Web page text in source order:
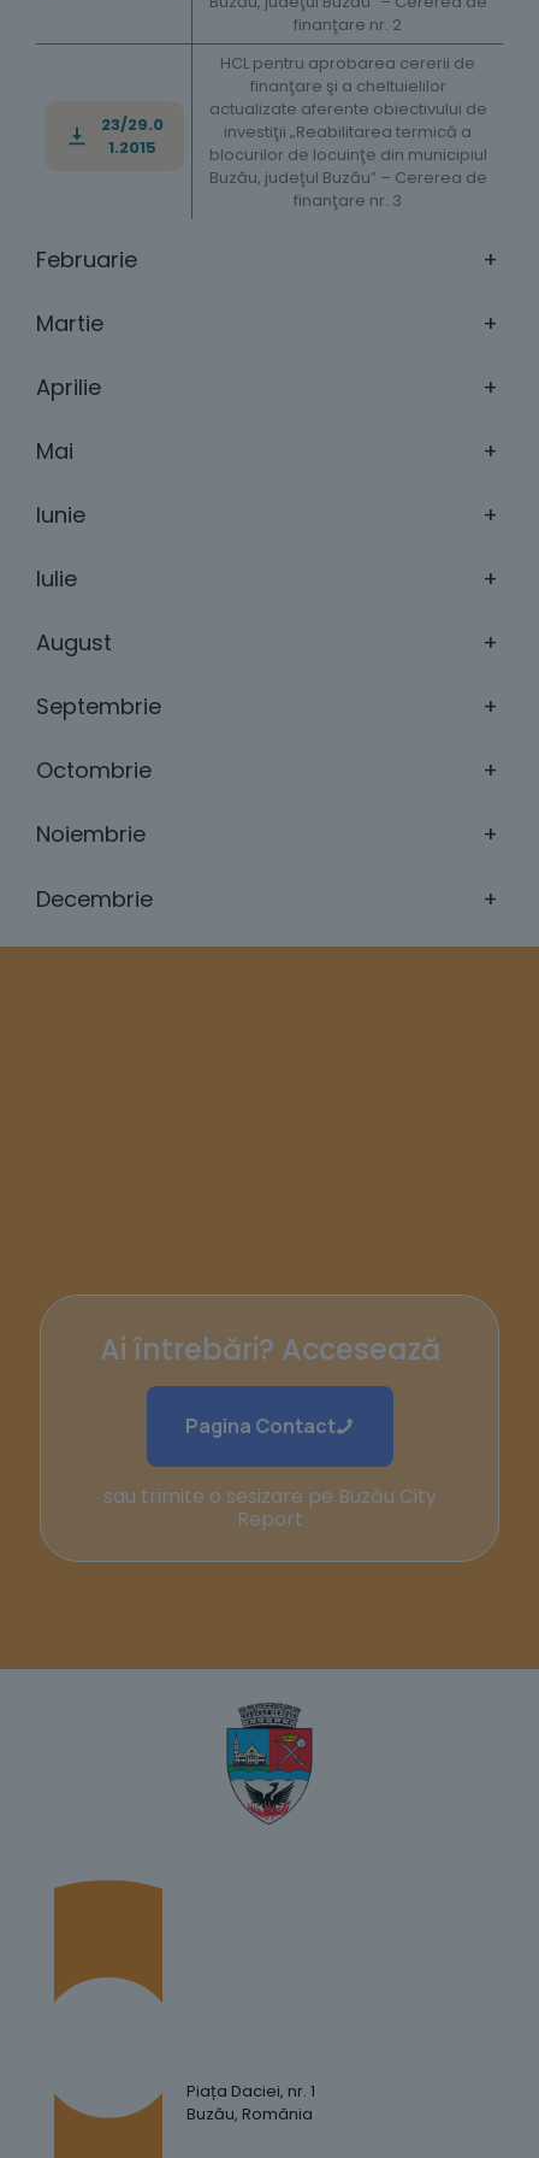
finanţare nr. 2
23/29.0
1.2015
HCL pentru aprobarea cererii de
finanţare şi a cheltuielilor
actualizate aferente obiectivului de
investiţii „Reabilitarea termică a
blocurilor de locuinţe din municipiul
Buzău, judeţul Buzău” – Cererea de
finanţare nr. 3
Februarie +
Martie +
Aprilie +
Mai +
Iunie +
Iulie +
August +
Septembrie +
Octombrie +
Noiembrie +
Decembrie +
Ai întrebări? Accesează
Pagina Contact
sau trimite o sesizare pe Buzău City
Report
Piața Daciei, nr. 1
Buzău, România